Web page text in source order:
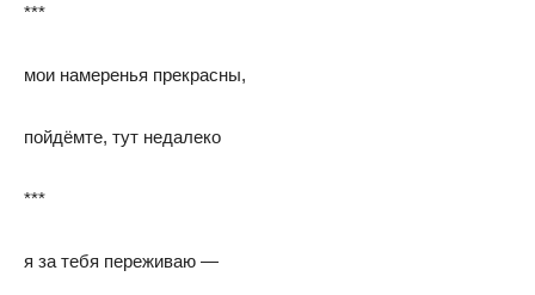
***
мои намеренья прекрасны,
пойдёмте, тут недалеко
***
я за тебя переживаю —